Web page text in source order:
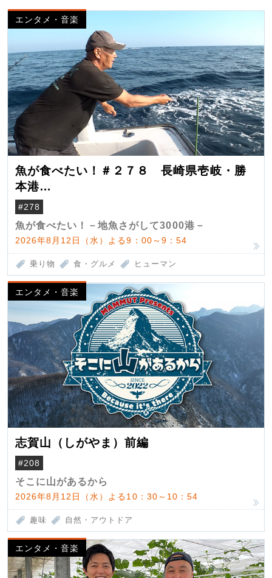
エンタメ・音楽
魚が食べたい！＃２７８ 長崎県壱岐・勝
本港
（クロマグロ）
#278
魚が食べたい！－地魚さがして3000港－
2026年8月12日（水）よる9：00～9：54
乗り物 食・グルメ ヒューマン
エンタメ・音楽
志賀山（しがやま）前編
#208
そこに山があるから
2026年8月12日（水）よる10：30～10：54
趣味 自然・アウトドア
エンタメ・音楽